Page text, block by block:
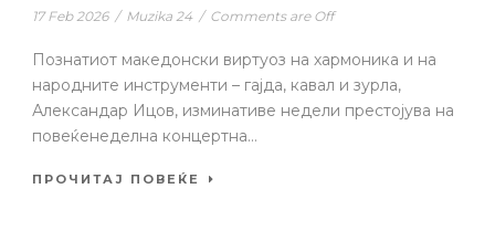
17 Feb 2026 / Muzika 24 / Comments are Off
Познатиот македонски виртуоз на хармоника и на
народните инструменти – гајда, кавал и зурла,
Александар Ицов, изминативе недели престојува на
повеќенеделна концертна...
ПРОЧИТАЈ ПОВЕЌЕ